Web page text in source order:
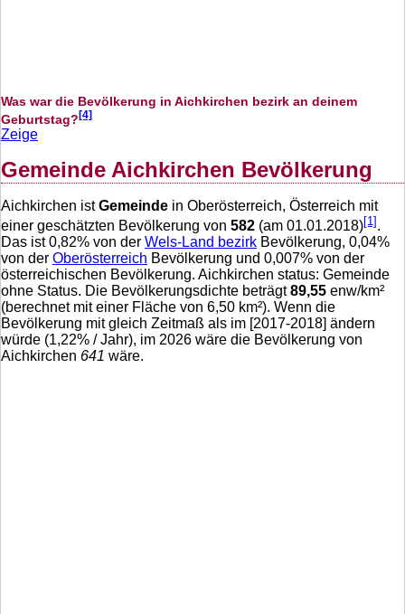
Was war die Bevölkerung in Aichkirchen bezirk an deinem
Geburtstag?[4]
Zeige
Gemeinde Aichkirchen Bevölkerung
Aichkirchen istGemeinde in Oberösterreich, Österreich mit
einer geschätzten Bevölkerung von 582 (am 01.01.2018)[1] .
Das ist0,82% von der Wels-Land bezirk Bevölkerung, 0,04%
von der Oberösterreich Bevölkerung und 0,007% von der
österreichischen Bevölkerung. Aichkirchen status: Gemeinde
ohne Status. Die Bevölkerungsdichte beträgt89,55 enw/km²
(berechnet mit einer Fläche von 6,50 km²). Wenn die
Bevölkerung mit gleich Zeitmaß als im [2017-2018] ändern
würde (1,22% / Jahr), im 2026 wäre die Bevölkerung von
Aichkirchen 641 wäre.